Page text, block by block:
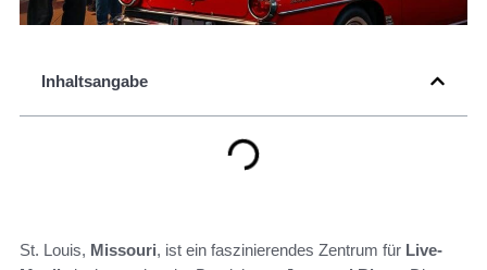
Inhaltsangabe
St. Louis, Missouri, ist ein faszinierendes Zentrum für Live-